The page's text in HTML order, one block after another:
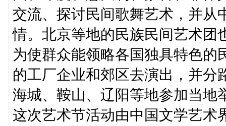
交流、探讨民间歌舞艺术，并从
情。北京等地的民族民间艺术团
为使群众能领略各国独具特色的
的工厂企业和郊区去演出，并分
海城、鞍山、辽阳等地参加当地
这次艺术节活动由中国文学艺术